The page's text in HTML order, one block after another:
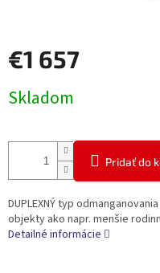
€1 657
cena:
Skladom
Pridať do
DUPLEXNÝ typ
objekty ako napr. menšie
Detailné informácie